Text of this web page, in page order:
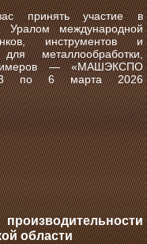
принять участие в
Уралом международной
инструментов и
металлообработки,
—«МАШЭКСПО
по 6 марта 2026
области